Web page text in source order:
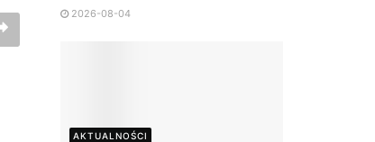
2026-08-04
AKTUALNOŚCI